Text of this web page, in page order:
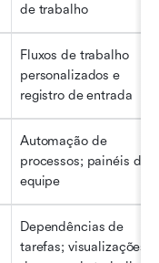
de trabalho
Fluxos de trabalho
personalizados e
registro de entrada
Automação de
processos; painéis da
equipe
Dependências de
tarefas; visualizações